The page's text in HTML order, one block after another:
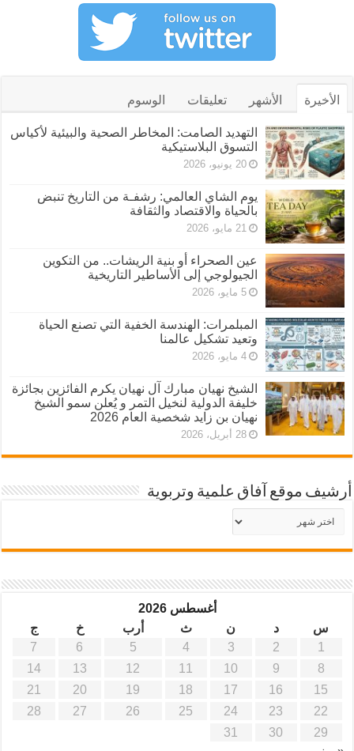
الأخيرة الأشهر تعليقات الوسوم
التهديد الصامت: المخاطر الصحية والبيئية لأكياس
التسوق البلاستيكية
20 يونيو، 2026
يوم الشاي العالمي: رشفـة من التاريخ تنبض
بالحياة والاقتصاد والثقافة
21 مايو، 2026
عين الصحراء أو بنية الريشات.. من التكوين
الجيولوجي إلى الأساطير التاريخية
5 مايو، 2026
المبلمرات: الهندسة الخفية التي تصنع الحياة
وتعيد تشكيل عالمنا
4 مايو، 2026
الشيخ نهيان مبارك آل نهيان يكرم الفائزين بجائزة
خليفة الدولية لنخيل التمر و يُعلن سمو الشيخ
نهيان بن زايد شخصية العام 2026
28 أبريل، 2026
أرشيف موقع آفاق علمية وتربوية
أرشيف
موقع
أغسطس 2026
س
د ن ث أرب خ
ج
1
2
3
4
5
6
7
8
9
10
11
12
13
14
15
16
17
18
19
20
21
22
23
24
25
26
27
28
29
30
31